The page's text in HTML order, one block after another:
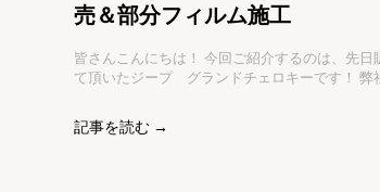
売＆部分フィルム施工
皆さんこんにちは！ 今回ご紹介するのは、先日販売させ
て頂いたジープ グランドチェロキーです！ 弊社では、
両がございましたら、お気軽にご相談ください。 早速、
ご紹介していきます！ ジープのグランドチェロキーは人
記事を読む →